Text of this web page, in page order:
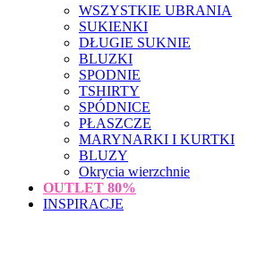
WSZYSTKIE UBRANIA
SUKIENKI
DŁUGIE SUKNIE
BLUZKI
SPODNIE
TSHIRTY
SPÓDNICE
PŁASZCZE
MARYNARKI I KURTKI
BLUZY
Okrycia wierzchnie
OUTLET 80%
INSPIRACJE